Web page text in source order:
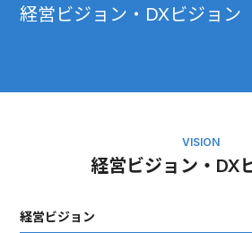
コミュニケーション/テレワーク
環境/BCP
経営ビジョン・DXビジョン
VISION
経営ビジョン・DX
経営ビジョン